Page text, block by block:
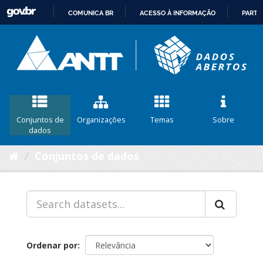
CONTEÚDO
COMUNICA BR ACESSO À INFORMAÇÃO
Conjuntos de
dados
Organizações Temas Sobre
Ordenar por